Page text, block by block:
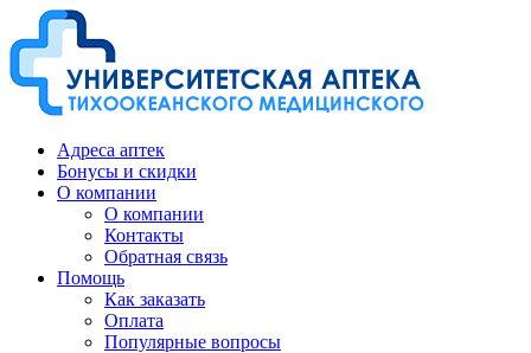
Адреса аптек
Бонусы и скидки
О компании
О компании
Контакты
Обратная связь
Помощь
Как заказать
Оплата
Популярные вопросы